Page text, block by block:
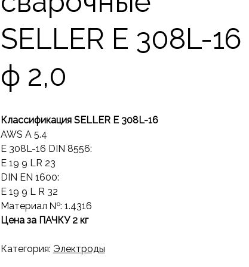
SELLER E 308L-16
ф 2,0
Классификация SELLERE 308L-16
AWS A 5.4
E 308L-16 DIN 8556:
E 19 9 LR 23
DIN EN 1600:
E 19 9 L R 32
Материал №: 1.4316
Цена за ПАЧКУ 2 кг
Категория: Электроды